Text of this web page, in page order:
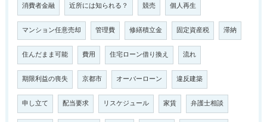
消費者金融 近所には知られる？ 競売 個人再生
マンション任意売却 管理費 修繕積立金 固定資産税 滞納
住んだまま可能 費用 住宅ローン借り換え 流れ
期限利益の喪失 京都市 オーバーローン 違反建築
申し立て 配当要求 リスケジュール 家賃 弁護士相談